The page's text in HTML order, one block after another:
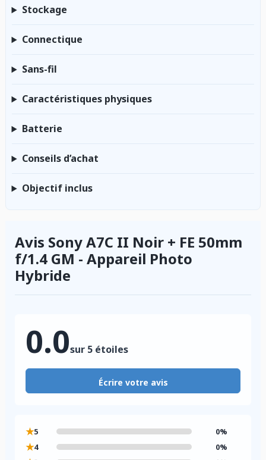
Stockage
Connectique
Sans-fil
Caractéristiques physiques
Batterie
Conseils d’achat
Objectif inclus
Avis Sony A7C II Noir + FE 50mm
f/1.4 GM - Appareil Photo
Hybride
0.0sur 5 étoiles
Écrire votre avis
★5 0%
★4 0%